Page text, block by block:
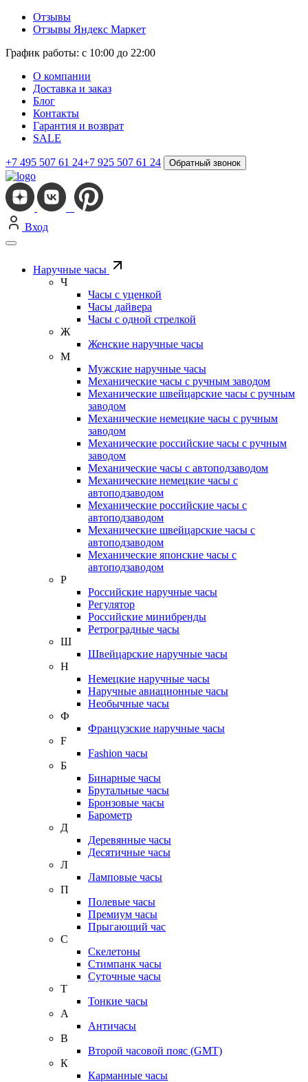
Отзывы
Отзывы Яндекс Маркет
График работы: с 10:00 до 22:00
О компании
Доставка и заказ
Блог
Контакты
Гарантия и возврат
SALE
+7 495 507 61 24+7 925 507 61 24 Обратный звонок
Вход
Наручные часы
Ч
Часы с уценкой
Часы дайвера
Часы с одной стрелкой
Ж
Женские наручные часы
М
Мужские наручные часы
Механические часы с ручным заводом
Механические швейцарские часы с ручным
заводом
Механические немецкие часы с ручным
заводом
Механические российские часы с ручным
заводом
Механические часы с автоподзаводом
Механические немецкие часы с
автоподзаводом
Механические российские часы с
автоподзаводом
Механические швейцарские часы с
автоподзаводом
Механические японские часы с
автоподзаводом
Р
Российские наручные часы
Регулятор
Российские минибренды
Ретроградные часы
Ш
Швейцарские наручные часы
Н
Немецкие наручные часы
Наручные авиационные часы
Необычные часы
Ф
Французские наручные часы
F
Fashion часы
Б
Бинарные часы
Брутальные часы
Бронзовые часы
Барометр
Д
Деревянные часы
Десятичные часы
Л
Ламповые часы
П
Полевые часы
Премиум часы
Прыгающий час
С
Скелетоны
Стимпанк часы
Суточные часы
Т
Тонкие часы
А
Античасы
В
Второй часовой пояс (GMT)
К
Карманные часы